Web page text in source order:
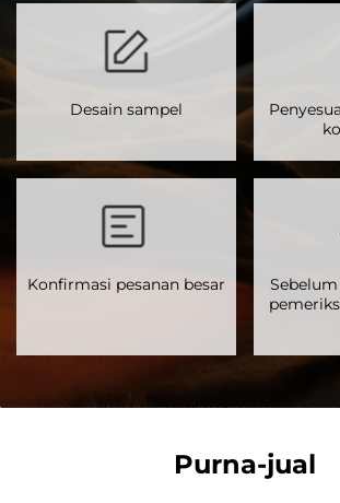
Desain sampel
Konfirmasi pesanan besar
Purna-jual